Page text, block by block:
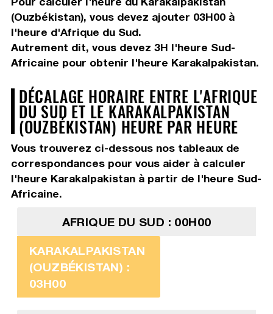
(Ouzbékistan), vous devez ajouter 03H00à
l'heure d'Afrique du Sud.
Autrement dit, vous devez 3H l'heure Sud-
Africaine pour obtenir l'heure Karakalpakistan.
DÉCALAGE HORAIRE ENTRE L'AFRIQUE
DU SUD ET LE KARAKALPAKISTAN
(OUZBÉKISTAN) HEURE PAR HEURE
Vous trouverez ci-dessous nos tableaux de
correspondances pour vous aider à calculer
l'heure Karakalpakistan à partir de l'heure Sud-
Africaine.
AFRIQUE DU SUD : 00H00
KARAKALPAKISTAN
(OUZBÉKISTAN) :
03H00